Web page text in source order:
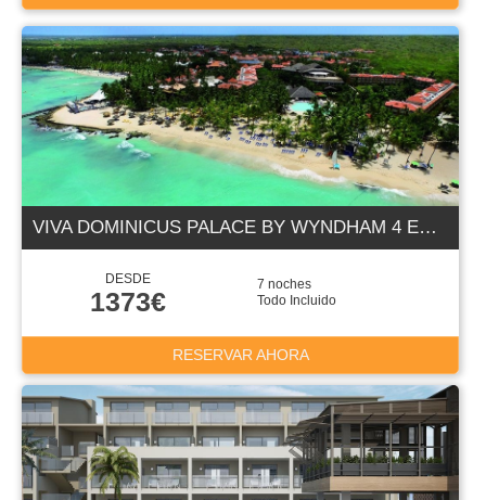
VIVA DOMINICUS PALACE BY WYNDHAM 4 ESTRELLAS
DESDE
1373€
7 noches
Todo Incluido
RESERVAR AHORA